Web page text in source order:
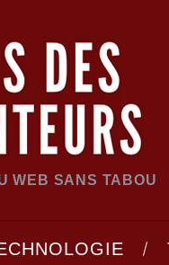
WEB SANS TABOU